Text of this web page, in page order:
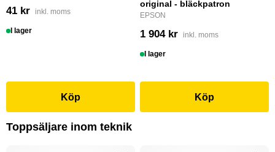
41 kr inkl. moms
I lager
Köp
original - bläckpatron
EPSON
1 904 kr inkl. moms
I lager
Köp
Toppsäljare inom teknik